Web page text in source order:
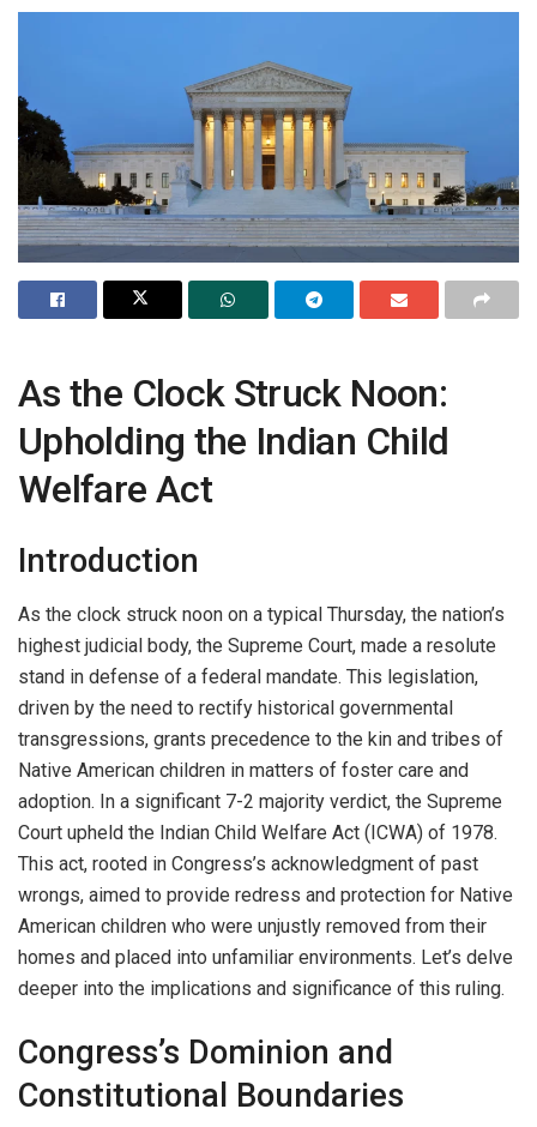
As the Clock Struck Noon:
Upholding the Indian Child
Welfare Act
Introduction
As the clock struck noon on a typical Thursday, the nation’s
highest judicial body, the Supreme Court, made a resolute
stand in defense of a federal mandate. This legislation,
driven by the need to rectify historical governmental
transgressions, grants precedence to the kin and tribes of
Native American children in matters of foster care and
adoption. In a significant 7-2 majority verdict, the Supreme
Court upheld the Indian Child Welfare Act (ICWA) of 1978.
This act, rooted in Congress’s acknowledgment of past
wrongs, aimed to provide redress and protection for Native
American children who were unjustly removed from their
homes and placed into unfamiliar environments. Let’s delve
deeper into the implications and significance of this ruling.
Congress’s Dominion and
Constitutional Boundaries